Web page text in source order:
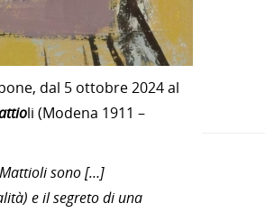
dal 5 ottobre 2024 al
li (Modena 1911 –
Mattioli sono […]
e il segreto di una